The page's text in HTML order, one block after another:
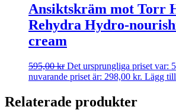
Ansiktskräm mot Torr
Rehydra Hydro-
cream
595,00kr Det ursprungliga priset var:
nuvarande priset är: 298,00 kr. Lägg
Relaterade produkter